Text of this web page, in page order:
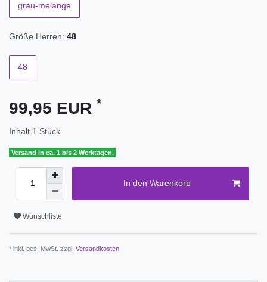
grau-melange
Größe Herren: 48
48
99,95 EUR *
Inhalt 1 Stück
Versand in ca. 1 bis 2 Werktagen.
In den Warenkorb
Wunschliste
* inkl. ges. MwSt. zzgl. Versandkosten